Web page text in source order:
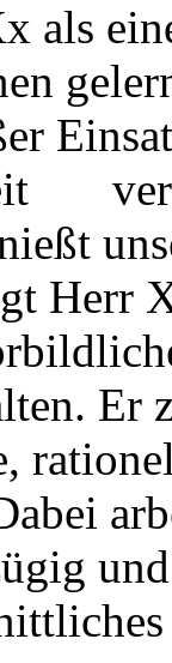
als
Herr
Er